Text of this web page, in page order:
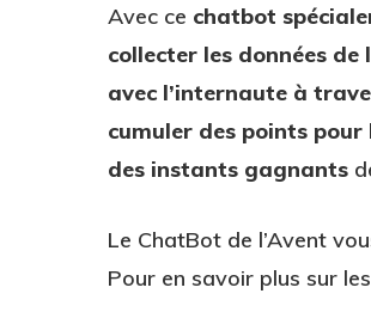
Avec ce chatbot
collecter les données
avec l’internaute à
cumuler des points
des instants gagnants
Le ChatBot de l’Avent
Pour en savoir plus sur